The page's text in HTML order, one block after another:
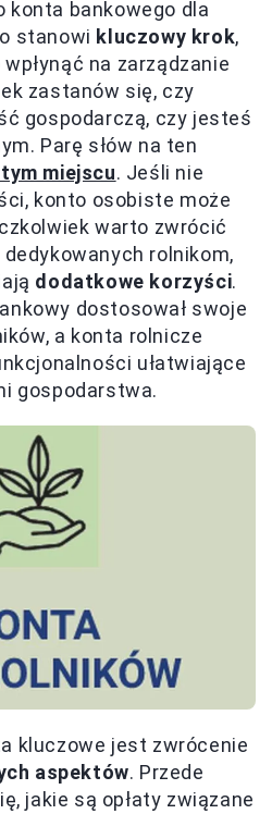
konta bankowego dla
stanowi kluczowy krok,
na zarządzanie
zastanów się, czy
gospodarczą, czy jesteś
Parę słów na ten
miejscu. Jeśli nie
konto osobiste może
warto zwrócić
rolnikom,
dodatkowe korzyści.
dostosował swoje
a konta rolnicze
ułatwiające
gospodarstwa.
kluczowe jest zwrócenie
aspektów. Przede
jakie są opłaty związane